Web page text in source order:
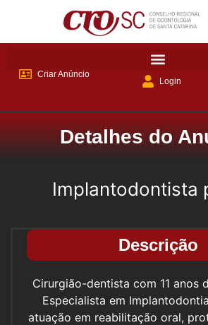
Criar Anúncio
Login
Detalhes do
Implantodontista
Descrição
Cirurgião-dentista com 11 anos
Especialista em
atuação em reabilitação oral,